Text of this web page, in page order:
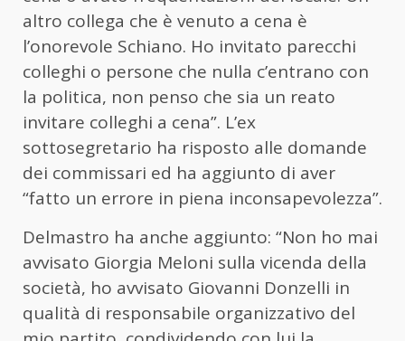
altro collega che è venuto a cena è
l’onorevole Schiano. Ho invitato parecchi
colleghi o persone che nulla c’entrano con
la politica, non penso che sia un reato
invitare colleghi a cena”. L’ex
sottosegretario ha risposto alle domande
dei commissari ed ha aggiunto di aver
“fatto un errore in piena inconsapevolezza”.
Delmastro ha anche aggiunto: “Non ho mai
avvisato Giorgia Meloni sulla vicenda della
società, ho avvisato Giovanni Donzelli in
qualità di responsabile organizzativo del